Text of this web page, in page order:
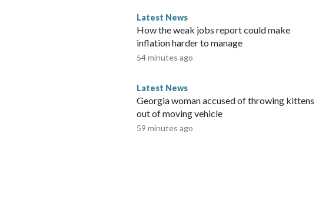
Latest News
How the weak jobs report could make
inflation harder to manage
54 minutes ago
Latest News
Georgia woman accused of throwing kittens
out of moving vehicle
59 minutes ago